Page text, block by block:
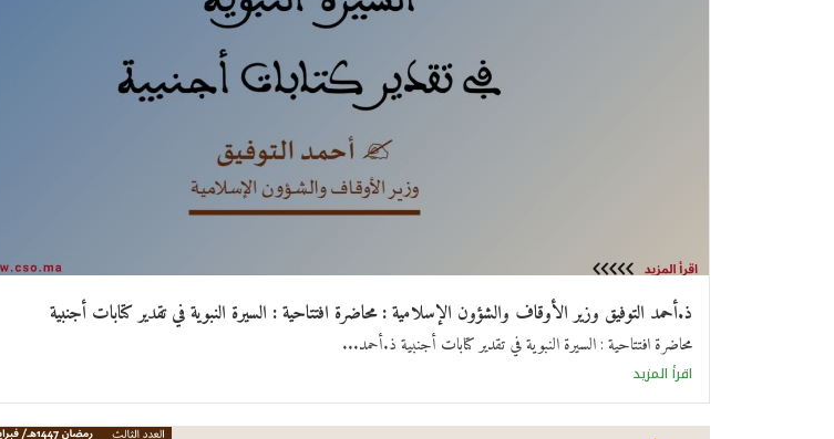
ذ.أحمد التوفيق وزير الأوقاف والشؤون الإسلامية : محاضرة افتتاحية : السيرة النبوية في تقدير كتابات أجنبية
محاضرة افتتاحية : السيرة النبوية في تقدير كتابات أجنبية ذ.أحمد...
اقرأ المزيد